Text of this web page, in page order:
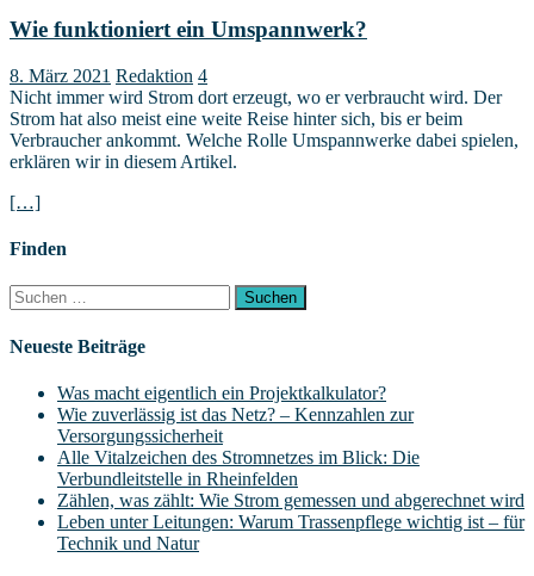
Wie funktioniert ein Umspannwerk?
8. März 2021 Redaktion 4
Nicht immer wird Strom dort erzeugt, wo er verbraucht wird. Der
Strom hat also meist eine weite Reise hinter sich, bis er beim
Verbraucher ankommt. Welche Rolle Umspannwerke dabei spielen,
erklären wir in diesem Artikel.
[…]
Finden
Suchen
nach:
Neueste Beiträge
Was macht eigentlich ein Projektkalkulator?
Wie zuverlässig ist das Netz? – Kennzahlen zur
Versorgungssicherheit
Alle Vitalzeichen des Stromnetzes im Blick: Die
Verbundleitstelle in Rheinfelden
Zählen, was zählt: Wie Strom gemessen und abgerechnet wird
Leben unter Leitungen: Warum Trassenpflege wichtig ist – für
Technik und Natur